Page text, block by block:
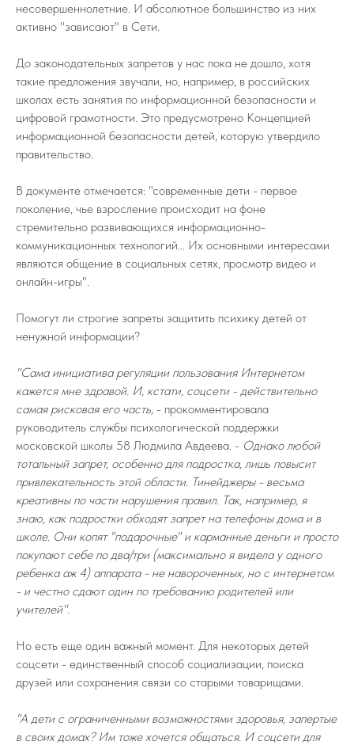
несовершеннолетние. И абсолютное большинство из них
активно "зависают" в Сети.
До законодательных запретов у нас пока не дошло, хотя
такие предложения звучали, но, например, в российских
школах есть занятия по информационной безопасности и
цифровой грамотности. Это предусмотрено Концепцией
информационной безопасности детей, которую утвердило
правительство.
В документе отмечается: "современные дети - первое
поколение, чье взросление происходит на фоне
стремительно развивающихся информационно-
коммуникационных технологий… Их основными интересами
являются общение в социальных сетях, просмотр видео и
онлайн-игры".
Помогут ли строгие запреты защитить психику детей от
ненужной информации?
"Сама инициатива регуляции пользования Интернетом
кажется мне здравой. И, кстати, соцсети - действительно
самая рисковая его часть, - прокомментировала
руководитель службы психологической поддержки
московской школы 58 Людмила Авдеева. - Однако любой
тотальный запрет, особенно для подростка, лишь повысит
привлекательность этой области. Тинейджеры - весьма
креативны по части нарушения правил. Так, например, я
знаю, как подростки обходят запрет на телефоны дома и в
школе. Они копят "подарочные" и карманные деньги и просто
покупают себе по два/три (максимально я видела у одного
ребенка аж 4) аппарата - не навороченных, но с интернетом
- и честно сдают один по требованию родителей или
учителей".
Но есть еще один важный момент. Для некоторых детей
соцсети - единственный способ социализации, поиска
друзей или сохранения связи со старыми товарищами.
"А дети с ограниченными возможностями здоровья, запертые
в своих домах? Им тоже хочется общаться. И соцсети для